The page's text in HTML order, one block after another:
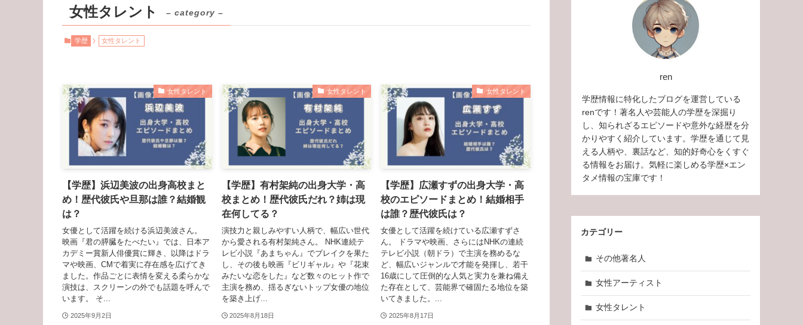
女性タレント – category –
学歴 女性タレント
女性タレント
【学歴】浜辺美波の出身高校まと
め！歴代彼氏や旦那は誰？結婚観
は？
女優として活躍を続ける浜辺美波さん。
映画『君の膵臓をたべたい』では、日本ア
カデミー賞新人俳優賞に輝き、以降はドラ
マや映画、CMで着実に存在感を広げてき
ました。作品ごとに表情を変える柔らかな
演技は、スクリーンの外でも話題を呼んで
います。 そ...
2025年9月2日
女性タレント
【学歴】有村架純の出身大学・高
校まとめ！歴代彼氏だれ？姉は現
在何してる？
演技力と親しみやすい人柄で、幅広い世代
から愛される有村架純さん。 NHK連続テ
レビ小説『あまちゃん』でブレイクを果た
し、その後も映画『ビリギャル』や『花束
みたいな恋をした』など数々のヒット作で
主演を務め、揺るぎないトップ女優の地位
を築き上げ...
2025年8月18日
女性タレント
【学歴】広瀬すずの出身大学・高
校のエピソードまとめ！結婚相手
は誰？歴代彼氏は？
女優として活躍を続けている広瀬すずさ
ん。 ドラマや映画、さらにはNHKの連続
テレビ小説（朝ドラ）で主演を務めるな
ど、幅広いジャンルで才能を発揮し、若干
16歳にして圧倒的な人気と実力を兼ね備え
た存在として、芸能界で確固たる地位を築
いてきました。...
2025年8月17日
ren
学歴情報に特化したブログを運営している
renです！著名人や芸能人の学歴を深掘り
し、知られざるエピソードや意外な経歴を分
かりやすく紹介しています。学歴を通じて見
える人柄や、裏話など、知的好奇心をくすぐ
る情報をお届け。気軽に楽しめる学歴×エン
タメ情報の宝庫です！
カテゴリー
その他著名人
女性アーティスト
女性タレント